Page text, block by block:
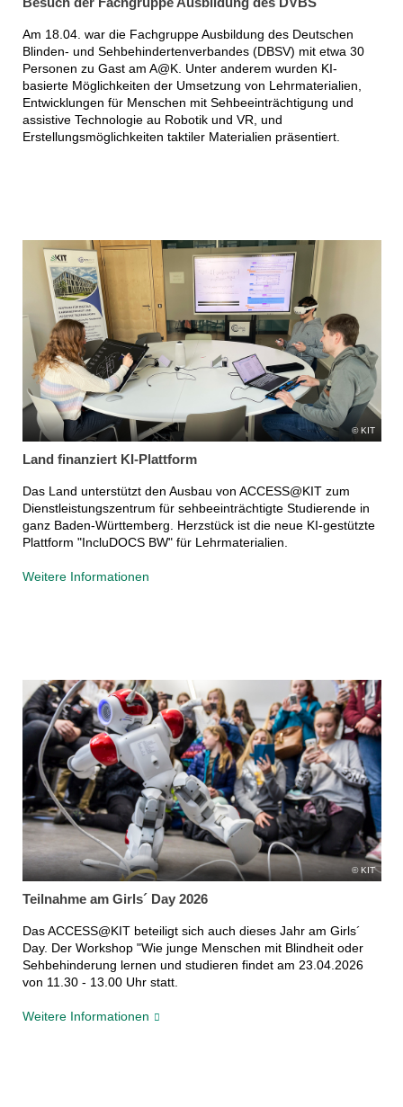
Am 18.04. war die Fachgruppe Ausbildung des Deutschen
Blinden- und Sehbehindertenverbandes (DBSV) mit etwa 30
Personen zu Gast am A@K. Unter anderem wurden KI-
basierte Möglichkeiten der Umsetzung von Lehrmaterialien,
Entwicklungen für Menschen mit Sehbeeinträchtigung und
assistive Technologie au Robotik und VR, und
Erstellungsmöglichkeiten taktiler Materialien präsentiert.
KIT
Land finanziert KI-Plattform
Das Land unterstützt den Ausbau von ACCESS@KIT zum
Dienstleistungszentrum für sehbeeinträchtigte Studierende in
ganz Baden-Württemberg. Herzstück ist die neue KI-gestützte
Plattform "IncluDOCS BW" für Lehrmaterialien.
Weitere Informationen
KIT
Teilnahme am Girls´ Day 2026
Das ACCESS@KIT beteiligt sich auch dieses Jahr am Girls´
Day. Der Workshop "Wie junge Menschen mit Blindheit oder
Sehbehinderung lernen und studieren findet am 23.04.2026
von 11.30 - 13.00 Uhr statt.
Weitere Informationen